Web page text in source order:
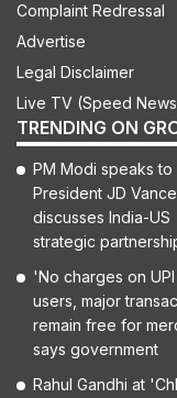
Complaint Redressal
Advertise
Legal Disclaimer
Live TV (Speed
TRENDING ON
PM Modi speaks to
President JD Vance,
discusses India-US
strategic
'No charges on
users, major
remain free for
says government
Rahul Gandhi at